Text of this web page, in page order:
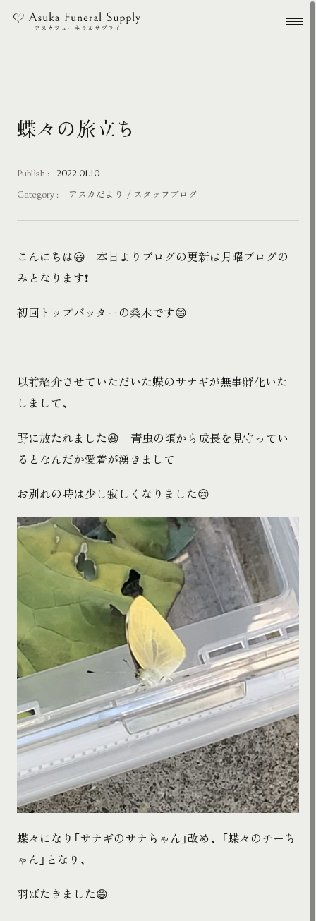
メ
蝶々の旅立ち
Publish : 2022.01.10
Category : アスカだより スタッフブログ
こんにちは😃 本日よりブログの更新は月曜ブログの
みとなります❗️
初回トップバッターの桑木です😄
以前紹介させていただいた蝶のサナギが無事孵化いた
しまして、
野に放たれました😆 青虫の頃から成長を見守ってい
るとなんだか愛着が湧きまして
お別れの時は少し寂しくなりました😢
蝶々になり「サナギのサナちゃん」改め、「蝶々のチーち
ゃん」となり、
羽ばたきました😄